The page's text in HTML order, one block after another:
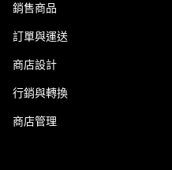
銷售商品
訂單與運送
商店設計
行銷與轉換
商店管理